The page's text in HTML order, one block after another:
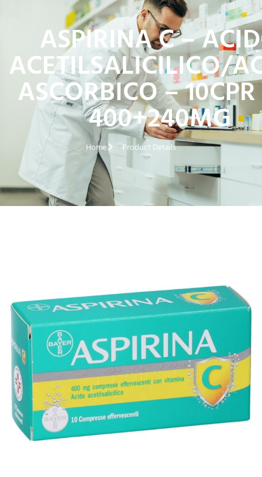
ASPIRINA C –
ACETILSALICILICO/
ASCORBICO – 10CPR
400+240MG
Home Product Details